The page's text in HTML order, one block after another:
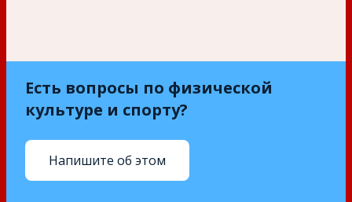
Есть вопросы по физической
культуре и спорту?
Напишите об этом